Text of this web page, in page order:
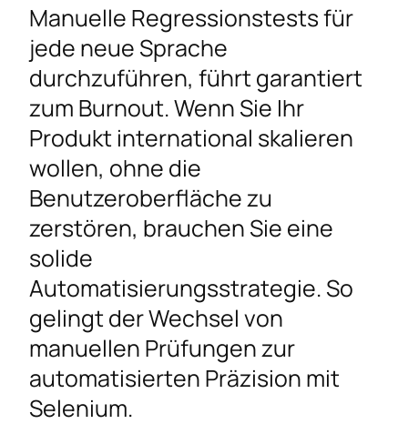
Manuelle Regressionstests für
jede neue Sprache
durchzuführen, führt garantiert
zum Burnout. Wenn Sie Ihr
Produkt international skalieren
wollen, ohne die
Benutzeroberfläche zu
zerstören, brauchen Sie eine
solide
Automatisierungsstrategie. So
gelingt der Wechsel von
manuellen Prüfungen zur
automatisierten Präzision mit
Selenium.